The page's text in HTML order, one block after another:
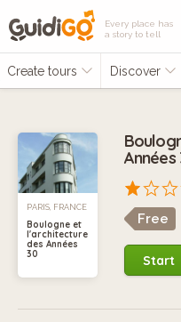
Every place has
a story to tell
Create tours Discover
PARIS, FRANCE
Boulogne et
l'architecture
des Années
30
Années
Free
Start